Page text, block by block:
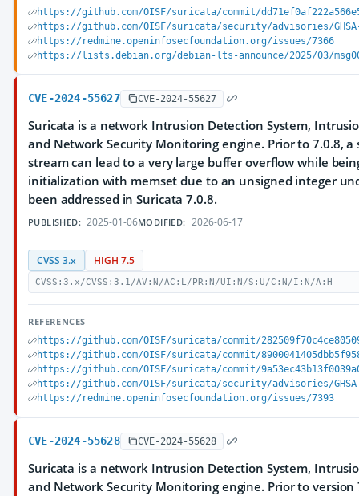
https://github.com/OISF/suricata/commit/
https://github.com/OISF/suricata/security/advisories/GHSA-
https://redmine.openinfosecfoundation.org/issues/7366
https://lists.debian.org/debian-lts-announce/2025/03/
CVE-2024-55627 CVE-2024-55627
Suricata is a network Intrusion Detection System,
and Network Security Monitoring engine. Prior to 7.0.8, a
stream can lead to a very large buffer overflow while
initialization with memset due to an unsigned integer
been addressed in Suricata 7.0.8.
PUBLISHED: 2025-01-06MODIFIED: 2026-06-17
CVSS 3.x HIGH 7.5
CVSS:3.x/CVSS:3.1/AV:N/AC:L/PR:N/UI:N/S:U/C:N/I:N/A:H
REFERENCES
https://github.com/OISF/suricata/commit/
https://github.com/OISF/suricata/commit/
https://github.com/OISF/suricata/commit/
https://github.com/OISF/suricata/security/advisories/GHSA-
https://redmine.openinfosecfoundation.org/issues/7393
CVE-2024-55628 CVE-2024-55628
Suricata is a network Intrusion Detection System,
and Network Security Monitoring engine. Prior to version